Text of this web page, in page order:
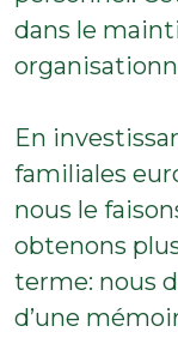
dans le
En
familiales
nous le
obtenons
terme: nous
d’une